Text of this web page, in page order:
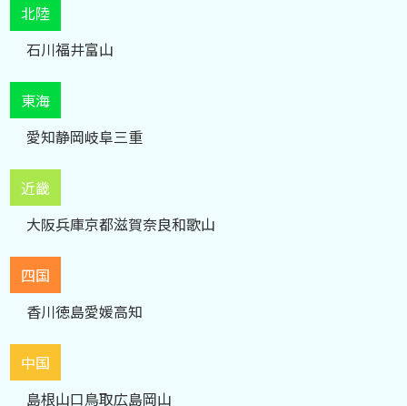
北陸
石川福井富山
東海
愛知静岡岐阜三重
近畿
大阪兵庫京都滋賀奈良和歌山
四国
香川徳島愛媛高知
中国
島根山口鳥取広島岡山